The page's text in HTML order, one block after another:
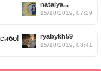
natalya...
15/10/2019, 07:29
ryabykh59
15/10/2019, 03:41